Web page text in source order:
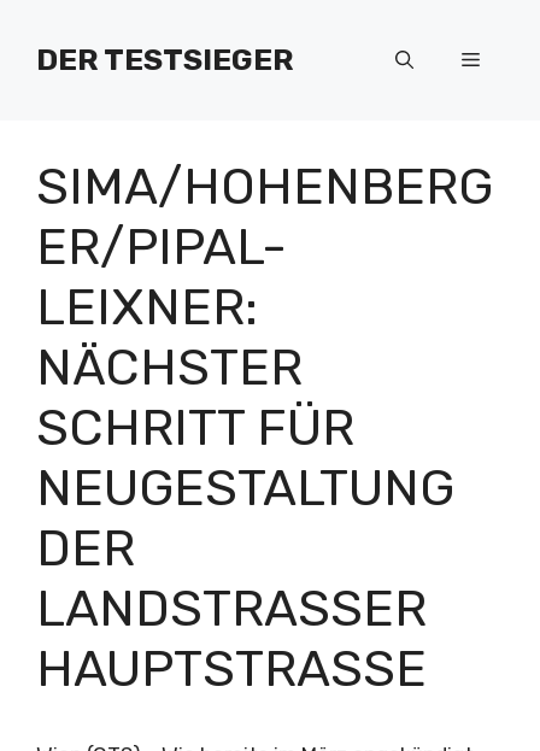
Inhalt
springenDER TESTSIEGER Menü
SIMA/HOHENBERG
ER/PIPAL-
LEIXNER:
NÄCHSTER
SCHRITT FÜR
NEUGESTALTUNG
DER
LANDSTRASSER H
AUPTSTRASSE